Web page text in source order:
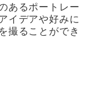
あるポートレー
イデアや好みに
撮ることができ